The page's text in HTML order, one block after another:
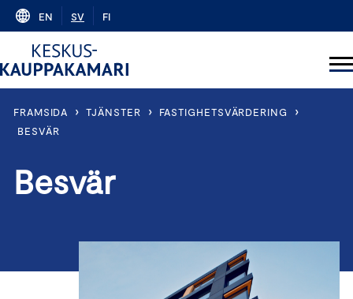
Skip
content
EN SV FI
FRAMSIDA › TJÄNSTER › FASTIGHETSVÄRDERING ›
BESVÄR
Besvär